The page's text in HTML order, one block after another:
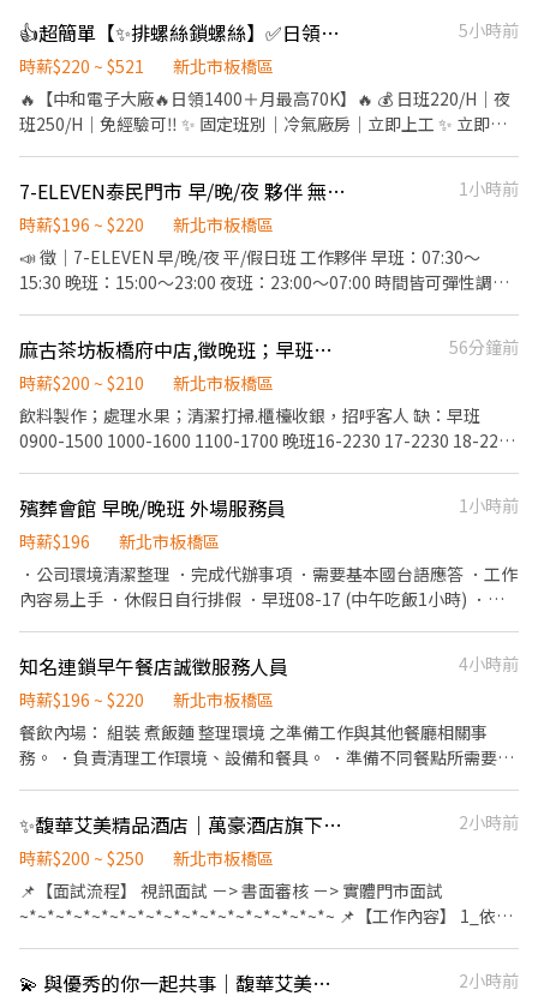
---------------------- 【✔️有人店(一般門市)✔️】 ✦工作薪資 $196-
221/hr ✦工作內容- (提供完整教育訓練及店面實習) 1.負責包裹收
寄、搬運、盤點、理貨等 2.門市相關作業 3.可配合調店、支援佳(兼
職可不調店) ✦工作時間 ⭕缺額門市、班別如下方⭕ 固定早班
10:30-17:30 (平日4-6H/假日6-8H) 固定晚班❶16:15-22:45
❷18:45-22:45（一週至少2天16:15起班） ✦排班方式 含假日周排
班3-5天班 ----------------------------- ▶工作地點 (可自選門店) 缺
額如下 ☀️八里龍形 - 智取店 八里區龍形三街3號1樓(缺早、晚) ☀️三
重三民 - 智取店 三重區三民街77號1樓(缺早、晚) ☀️三重五華 - 智取
店 三重區五華街62之1號1樓(缺早、晚、假日早、假日晚) ☀️三重正
義 - 智取店 三重區正義北路335號1樓(缺早、晚、全天、假日早、假
日晚) ☀️三重光復 - 智取店 三重區光復路一段21號1樓(缺早、晚) ☀️
三重慈愛 - 智取店 三重區慈愛街74號1樓(缺早、晚) ☀️三重雙園 - 智
取店 三重區雙園街124號1樓(缺早、晚) ☀️三峽大觀 - 智取店 三峽區
大觀路24號1樓(缺早、晚) ☀️三峽民族 - 智取店 三峽區民族街12號1
樓(缺早、晚) ☀️三峽永安 - 智取店 三峽區永安街94號1樓(缺早、晚)
☀️三峽國光 - 智取店 三峽區國光街81巷3之2號1樓(缺早、晚) ☀️土
早、假日晚) ☀️土城裕生 - 智取店 土城區裕生路28號(缺早、晚、假
日早、假日晚) ☀️中和力行 - 智取店 中和區連勝街19號1樓(缺早、假
日早) ☀️中和民享 - 智取店 中和區民享街66號1樓(缺早、晚) ☀️中和
安平 - 智取店 中和區安平路17號1樓(缺早、晚) ☀️中和成功 - 智取店
中和區成功路1巷8號1樓(缺早、晚、假日早、假日晚) ☀️中和秀山 -
智取店 中和區自立路139巷2號1樓(缺早、晚、假日早、假日晚) ☀️
中和連城 - 智取店 中和區連城路346之1號1樓(缺早、晚) ☀️中和景
平三 - 智取店 中和區景平路638號1樓(缺早、晚) ☀️中和興南 - 智取
店 中和區興南路一段179號1樓(缺早、假日早、假日晚) ☀️五股工商
- 智取店 五股區工商路171號1樓(缺早、晚) ☀️永和中山 - 智取店 永
和區中山路一段102之1號1樓(缺晚、夜) ☀️永和永元 - 智取店 永和
區永元路97號1樓(缺早、晚、夜、假日早、假日晚) ☀️永和中興 - 智
取店 永和區中興街151號1樓(缺夜) ☀️汐止同興 - 智取店 汐止區同興
路278號1樓(缺早) ☀️汐止秀峰 - 智取店 汐止區秀峰路74號1樓(缺
早、晚) ☀️汐止東城 - 智取店 汐止區康寧街459巷17號1樓(缺早) ☀️
板橋五和 - 智取店 板橋區和平路178號1樓(缺午) ☀️板橋仁化 - 智取
店 板橋區仁化街173號1樓(缺早、晚、夜、假日早、假日晚) ☀️板橋
路257號1樓(缺早、晚) ☀️板橋永豐 - 智取店 板橋區永豐街151號1樓
報名✨ ✅免穿無塵衣 ✅加班提供小點心 ✅冷氣廠房 ✅免經歷 ✅固
定班免輪班 ✅員工餐廳 ✅訂單穩定加班機會多 ✅完整教育訓練 🚅
近捷運站走路8分鐘 🚌公車多線可搭乘 ➜51/231/793/藍
31/57/307/796 ⭐工作地點：中和區員山路(近環球影城) ⭐工作內
容：筆電組裝電動鎖螺絲 ⭐休假制度：週休二日 ⭐休息時間：用餐
08:00~17:10 $220/h ➜大約 $38,720~62,868 ⭕可日領/可週領⭕
▬▬▬▬🔺立即應徵🔺▬▬▬▬ 💛避免遺漏訊息歡迎加
http://nav.cx/Qvjz7B ⚡不收取任何費用請安心詢問⚡
👍超簡單【✨排螺絲鎖螺絲】✅日領１４００元✅時薪220✅月進7萬✅冷氣廠房
5小時前
時薪$220 ~ $521
新北市板橋區
🔥【中和電子大廠🔥日領1400＋月最高70K】🔥 💰 日班220/H｜夜
班250/H｜免經驗可‼️ ✨ 固定班別｜冷氣廠房｜立即上工 ✨ 立即卡
$220/H 🌙 夜班時薪 $250/H 💸 可日領 $1,400／天 📅 固定班別（免
輪班） 🏭 冷氣廠房，工作環境舒適
━━━━━━━━━━━━━━━ 📍【工作地點】 新北市中和區員
山路 ━━━━━━━━━━━━━━━ 📦【工作內容】 ✔ 筆電相
17:10 🌙 夜班 24:00－09:10 🕒【休息時間】 上下午各休息10分鐘
午休50分鐘 📅【休假制度】 週休二日（需配合加班）
━━━━━━━━━━━━━━━ 💰【薪資待遇】含津貼 🔹日
$220/H-$488/H ➡️$38,720 配合加班【64,270元】 🔹夜 $41,000 配
合加班【69,728元】 ━━━━━━━━━━━━━━━ 🎁【其他福
利】 🍱 員工餐每餐50元（公司補助） 🍽️ 加班免費提供小餐點 🚇 中
原捷運站步行約8分鐘，交通便利 🚌 可搭乘公車 51、231、793、
藍31、57、307、796 ━━━━━━━━━━━━━━━ 📌【應徵
方式】 1️⃣ 截圖＋私訊 2️⃣ 提供姓名／電話／生日 ✨ 立即卡位應徵
➡️https://lin.ee/9v2okLQ
7-ELEVEN泰民門市 早/晚/夜 夥伴 無經驗可
1小時前
時薪$196 ~ $220
新北市板橋區
📣 徵｜7-ELEVEN 早/晚/夜 平/假日班 工作夥伴 早班：07:30～
15:30 晚班：15:00～23:00 夜班：23:00～07:00 時間皆可彈性調整
切服務 💛 無經驗可 💛 工作有伴不孤單 💛 工作氣氛佳 💛 歡迎學生、
二度就業、想穩定工作的你 #兼職 #打工 #寒暑假 #不定期獎金 期待
你/妳加入我們🙌🏻
麻古茶坊板橋府中店,徵晚班；早班人員
56分鐘前
時薪$200 ~ $210
新北市板橋區
飲料製作；處理水果；清潔打掃.櫃檯收銀，招呼客人 缺：早班
0900-1500 1000-1600 1100-1700 晚班16-2230 17-2230 18-2230
性，一週至少3-5天（週排班） 平均月時數90-120小時（不會沒班
上） 每次上班至少4-6小時 可依照自己的時間做調整..
殯葬會館 早晚/晚班 外場服務員
1小時前
時薪$196
新北市板橋區
．公司環境清潔整理 ．完成代辦事項 ．需要基本國台語應答 ．工作
內容易上手 ．休假日自行排假 ．早班08-17 (中午吃飯1小時) ．晚
知名連鎖早午餐店誠徵服務人員
4小時前
時薪$196 ~ $220
新北市板橋區
餐飲內場： 組裝 煮飯麵 整理環境 之準備工作與其他餐廳相關事
務。 ．負責清理工作環境、設備和餐具。 ．準備不同餐點所需要的
✨馥華艾美精品酒店｜萬豪酒店旗下品牌｜零經驗OK！跟我們一起玩轉餐飲
2小時前
時薪$200 ~ $250
新北市板橋區
📌【面試流程】 視訊面試 －> 書面審核 －> 實體門市面試
~*~*~*~*~*~*~*~*~*~*~*~*~*~*~*~*~*~ 📌【工作內容】 1_依標
整潔與專業形象。 4_回應客人需求並回報突發狀況或客訴給主管。
💫 與優秀的你一起共事｜馥華艾美酒店｜餐飲外場時薪人員（享完整培訓）
2小時前